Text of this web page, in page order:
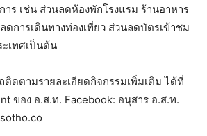
ร เช่น ส่วนลดห้องพักโรงแรม ร้านอาหาร
การเดินทางท่องเที่ยว ส่วนลดบัตรเข้าชม
เทศเป็นต้น
ดตามรายละเอียดกิจกรรมเพิ่มเติม ได้ที่
ของ อ.ส.ท. Facebook: อนุสาร อ.ส.ท.